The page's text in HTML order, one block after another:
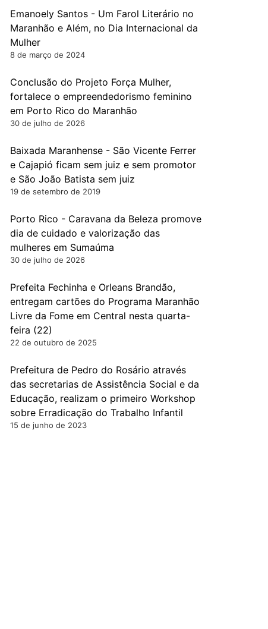
Emanoely Santos - Um Farol Literário no
Maranhão e Além, no Dia Internacional da
Mulher
8 de março de 2024
Conclusão do Projeto Força Mulher,
fortalece o empreendedorismo feminino
em Porto Rico do Maranhão
30 de julho de 2026
Baixada Maranhense - São Vicente Ferrer
e Cajapió ficam sem juiz e sem promotor
e São João Batista sem juiz
19 de setembro de 2019
Porto Rico - Caravana da Beleza promove
dia de cuidado e valorização das
mulheres em Sumaúma
30 de julho de 2026
Prefeita Fechinha e Orleans Brandão,
entregam cartões do Programa Maranhão
Livre da Fome em Central nesta quarta-
feira (22)
22 de outubro de 2025
Prefeitura de Pedro do Rosário através
das secretarias de Assistência Social e da
Educação, realizam o primeiro Workshop
sobre Erradicação do Trabalho Infantil
15 de junho de 2023